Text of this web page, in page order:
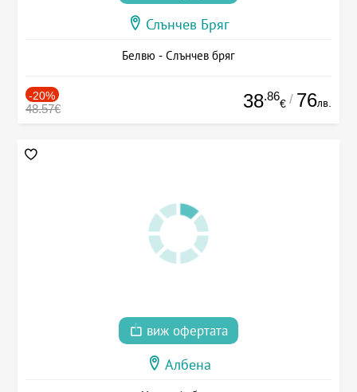
Слънчев Бряг
Белвю - Слънчев бряг
-20%
48.57€ 38.86
€ / 76лв.
виж офертата
Албена